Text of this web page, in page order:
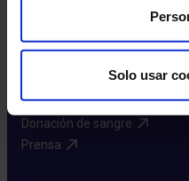
Solo usar
Enlaces de interés
Aseguradoras y mutuas​
Preguntas frecuentes​
Donación de sangre​
Prensa​